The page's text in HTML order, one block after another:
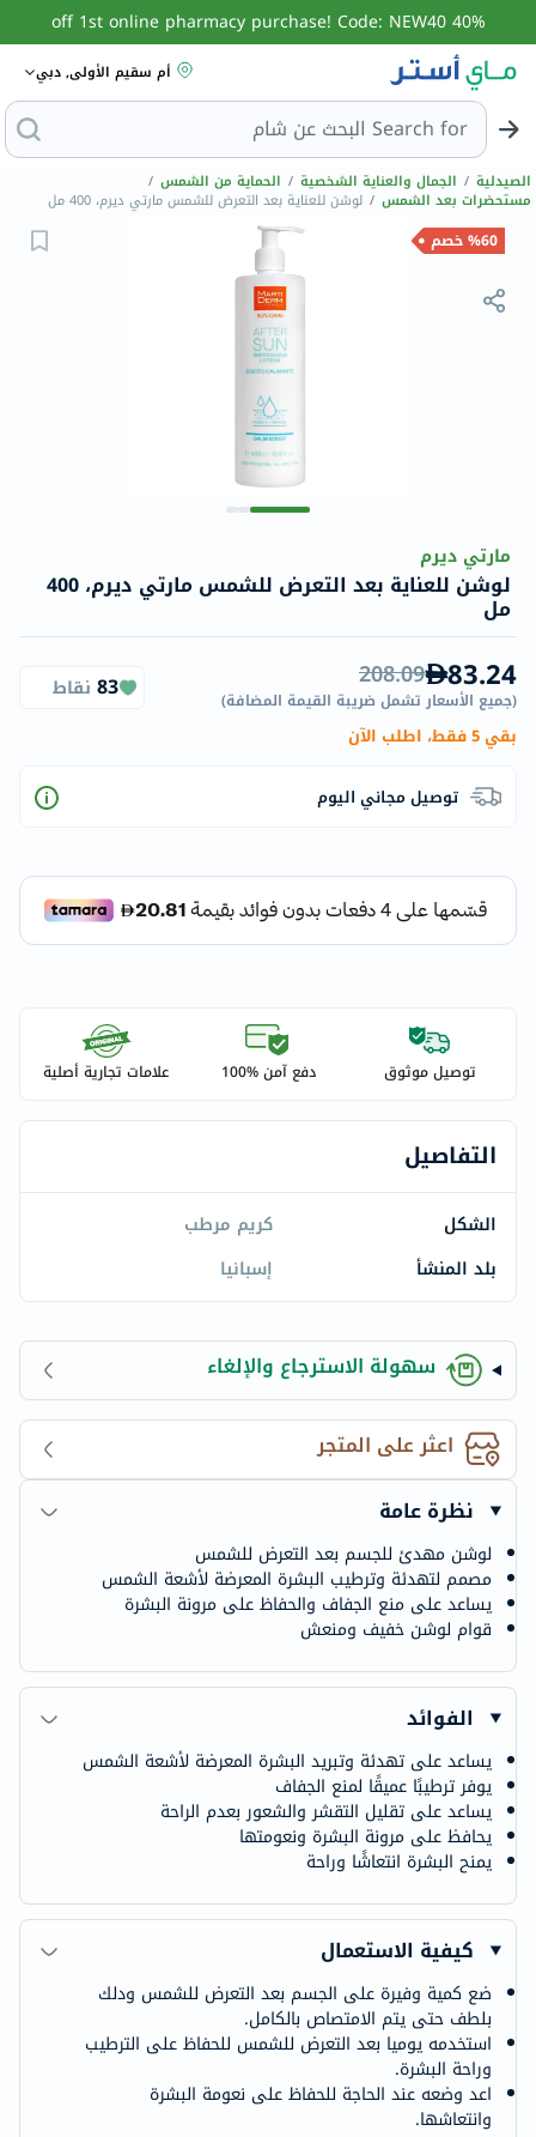
40% off 1st online pharmacy purchase! Code: NEW40
أم سقيم الأولى, دبي
Search for البحث
الصيدلية / الجمال والعناية الشخصية / الحماية من الشمس /
مستحضرات بعد الشمس / لوشن للعناية بعد التعرض للشمس مارتي ديرم، 400 مل
%60 خصم
مارتي ديرم
لوشن للعناية بعد التعرض للشمس مارتي ديرم، 400
مل
83.24
208.09
(جميع الأسعار تشمل ضريبة القيمة المضافة)
83 نقاط
بقي 5 فقط، اطلب الآن
توصيل مجاني اليوم
توصيل موثوق دفع آمن %100 علامات تجارية أصلية
التفاصيل
الشكل
كريم مرطب
بلد المنشأ
إسبانيا
سهولة الاسترجاع والإلغاء
اعثر على المتجر
نظرة عامة
لوشن مهدئ للجسم بعد التعرض للشمس
مصمم لتهدئة وترطيب البشرة المعرضة لأشعة الشمس
يساعد على منع الجفاف والحفاظ على مرونة البشرة
قوام لوشن خفيف ومنعش
الفوائد
يساعد على تهدئة وتبريد البشرة المعرضة لأشعة الشمس
يوفر ترطيبًا عميقًا لمنع الجفاف
يساعد على تقليل التقشر والشعور بعدم الراحة
يحافظ على مرونة البشرة ونعومتها
يمنح البشرة انتعاشًا وراحة
كيفية الاستعمال
ضع كمية وفيرة على الجسم بعد التعرض للشمس ودلك
بلطف حتى يتم الامتصاص بالكامل.
استخدمه يوميا بعد التعرض للشمس للحفاظ على الترطيب
وراحة البشرة.
اعد وضعه عند الحاجة للحفاظ على نعومة البشرة
وانتعاشها.